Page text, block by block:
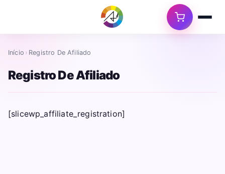
Início › Registro De Afiliado
Registro De Afiliado
[slicewp_affiliate_registration]